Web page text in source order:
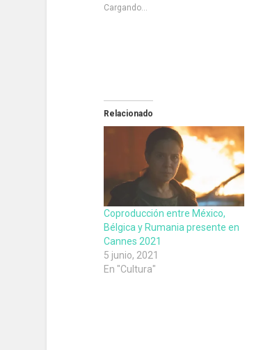
Cargando...
Relacionado
Coproducción entre México,
Bélgica y Rumania presente en
Cannes 2021
5 junio, 2021
En "Cultura"